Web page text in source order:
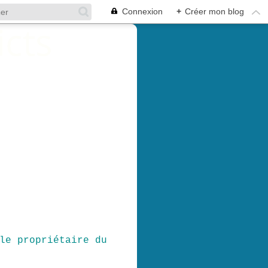
Connexion + Créer mon blog
propriétaire du